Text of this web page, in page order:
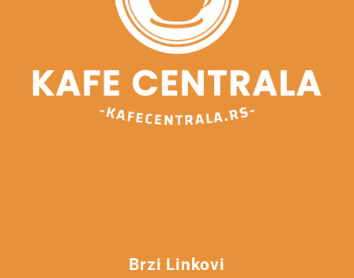
Brzi Linkovi